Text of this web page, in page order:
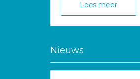
Lees meer
Nieuws